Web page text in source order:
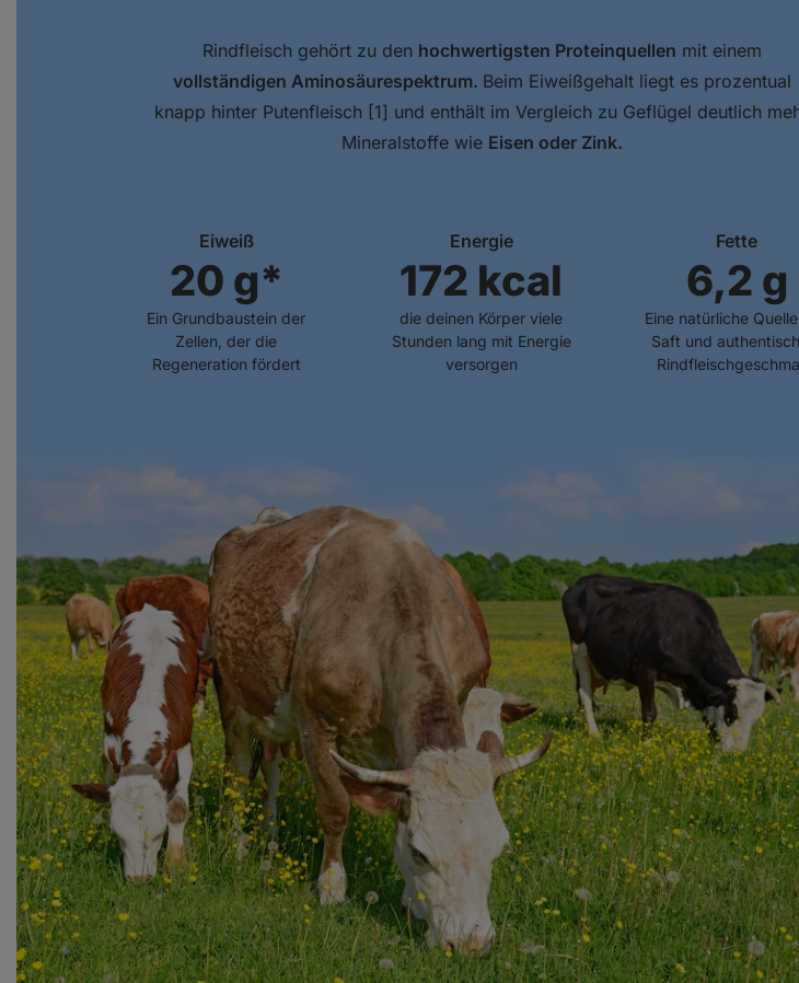
Rindfleisch gehört zu den hochwertigsten Proteinquellen mit einem
vollständigen Aminosäurespektrum. Beim Eiweißgehalt liegt es prozentual
knapp hinter Putenfleisch [1] und enthält im Vergleich zu Geflügel deutlich
Mineralstoffe wie Eisen oder Zink.
Eiweiß
20 g*
Ein Grundbaustein der
Zellen, der die
Regeneration fördert
Energie
172 kcal
die deinen Körper viele
Stunden lang mit Energie
versorgen
Fette
6,2 g
Eine natürliche
Saft und